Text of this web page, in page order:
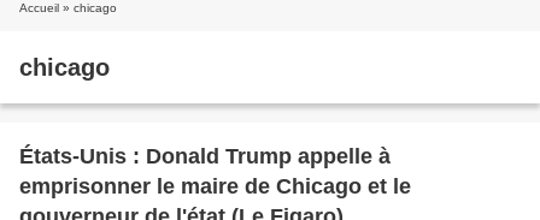
Accueil » chicago
chicago
États-Unis : Donald Trump appelle à
emprisonner le maire de Chicago et le